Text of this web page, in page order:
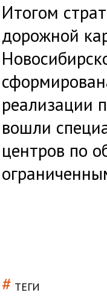
Итогом
дорожной
реализации
вошли
центров по
# ТЕГИ